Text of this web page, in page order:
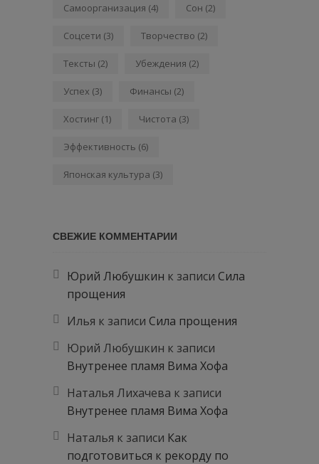
Самоорганизация (4) Сон (2)
Соцсети (3) Творчество (2)
Тексты (2) Убеждения (2)
Успех (3) Финансы (2)
Хостинг (1) Чистота (3)
Эффективность (6)
Японская культура (3)
СВЕЖИЕ КОММЕНТАРИИ
Юрий Любушкин к записи Сила
прощения
Илья к записи Сила прощения
Юрий Любушкин к записи
Внутренее пламя Вима Хофа
Наталья Лихачева к записи
Внутренее пламя Вима Хофа
Наталья к записи Как
подготовиться к рекорду по